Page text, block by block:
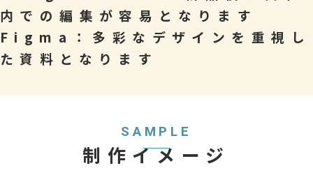
内での編集が容易となります
Figma：多彩なデザインを重視し
た資料となります
SAMPLE
制作イメージ